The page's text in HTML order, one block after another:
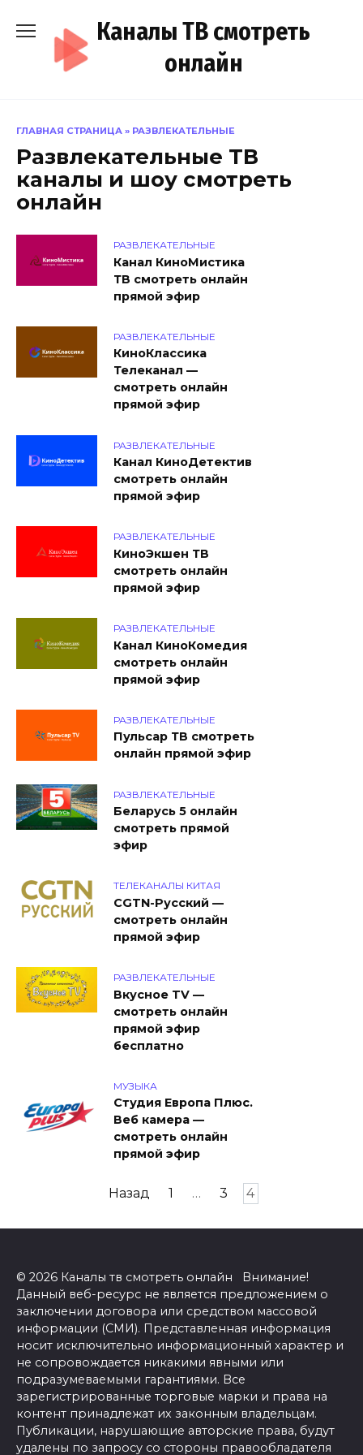
содержанию
Каналы ТВ смотреть
онлайн
ГЛАВНАЯ СТРАНИЦА » РАЗВЛЕКАТЕЛЬНЫЕ
Развлекательные ТВ
каналы и шоу смотреть
онлайн
РАЗВЛЕКАТЕЛЬНЫЕ
Канал КиноМистика
ТВ смотреть онлайн
прямой эфир
РАЗВЛЕКАТЕЛЬНЫЕ
КиноКлассика
Телеканал —
смотреть онлайн
прямой эфир
РАЗВЛЕКАТЕЛЬНЫЕ
Канал КиноДетектив
смотреть онлайн
прямой эфир
РАЗВЛЕКАТЕЛЬНЫЕ
КиноЭкшен ТВ
смотреть онлайн
прямой эфир
РАЗВЛЕКАТЕЛЬНЫЕ
Канал КиноКомедия
смотреть онлайн
прямой эфир
РАЗВЛЕКАТЕЛЬНЫЕ
Пульсар ТВ смотреть
онлайн прямой эфир
РАЗВЛЕКАТЕЛЬНЫЕ
Беларусь 5 онлайн
смотреть прямой
эфир
ТЕЛЕКАНАЛЫ КИТАЯ
CGTN-Русский —
смотреть онлайн
прямой эфир
РАЗВЛЕКАТЕЛЬНЫЕ
Вкусное TV —
смотреть онлайн
прямой эфир
бесплатно
МУЗЫКА
Студия Европа Плюс.
Веб камера —
смотреть онлайн
прямой эфир
Назад 1 … 3 4
© 2026 Каналы тв смотреть онлайн Внимание!
Данный веб-ресурс не является предложением о
заключении договора или средством массовой
информации (СМИ). Представленная информация
носит исключительно информационный характер и
не сопровождается никакими явными или
подразумеваемыми гарантиями. Все
зарегистрированные торговые марки и права на
контент принадлежат их законным владельцам.
Публикации, нарушающие авторские права, будут
удалены по запросу со стороны правообладателя